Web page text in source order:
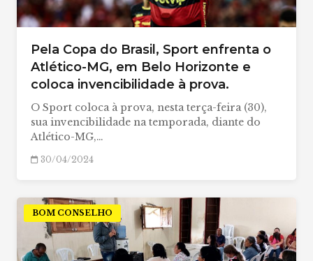
Pela Copa do Brasil, Sport enfrenta o
Atlético-MG, em Belo Horizonte e
coloca invencibilidade à prova.
O Sport coloca à prova, nesta terça-feira (30),
sua invencibilidade na temporada, diante do
Atlético-MG,…
30/04/2024
BOM CONSELHO